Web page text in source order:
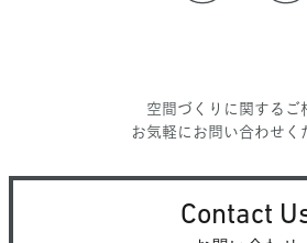
空間づくりに関するご
お気軽にお問い合わせく
Contact